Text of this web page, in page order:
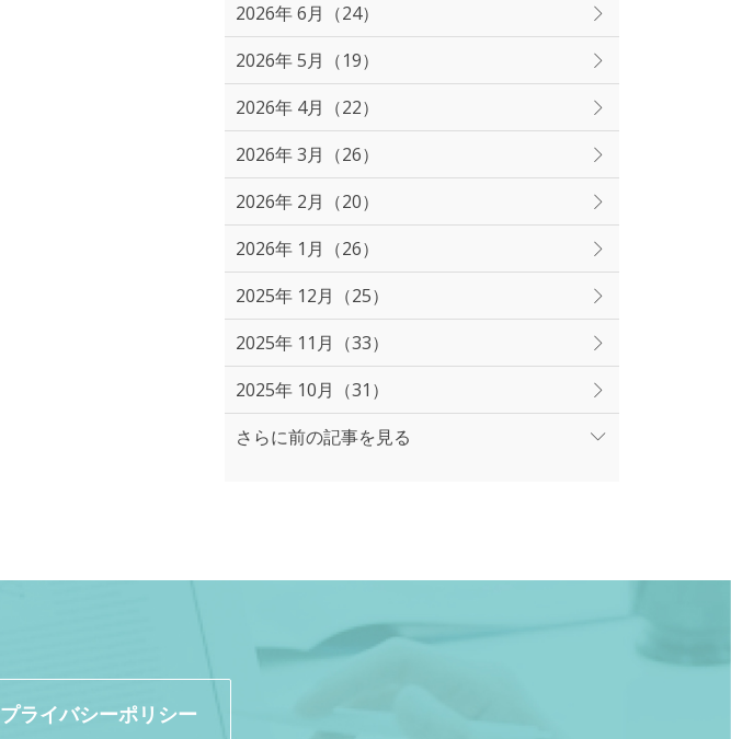
2026年 6月（24）
2026年 5月（19）
2026年 4月（22）
2026年 3月（26）
2026年 2月（20）
2026年 1月（26）
2025年 12月（25）
2025年 11月（33）
2025年 10月（31）
さらに前の記事を見る
プライバシーポリシー